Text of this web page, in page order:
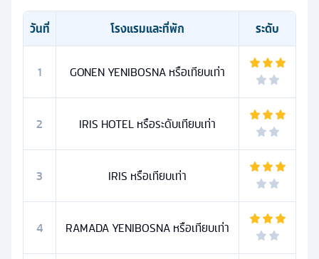
วันที่ โรงแรมและที่พัก ระดับ
1 GONEN YENIBOSNA หรือเทียบเท่า
2 IRIS HOTEL หรือระดับเทียบเท่า
3 IRIS หรือเทียบเท่า
4 RAMADA YENIBOSNA หรือเทียบเท่า